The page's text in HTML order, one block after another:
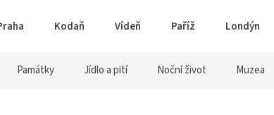
Kodaň Vídeň Paříž Londýn
Památky Jídlo a pití Noční život Muzea